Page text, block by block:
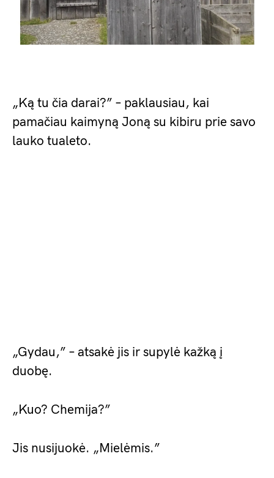
„Ką tu čia darai?” – paklausiau, kai
pamačiau kaimyną Joną su kibiru prie savo
lauko tualeto.
„Gydau,” – atsakė jis ir supylė kažką į
duobę.
„Kuo? Chemija?”
Jis nusijuokė. „Mielėmis.”